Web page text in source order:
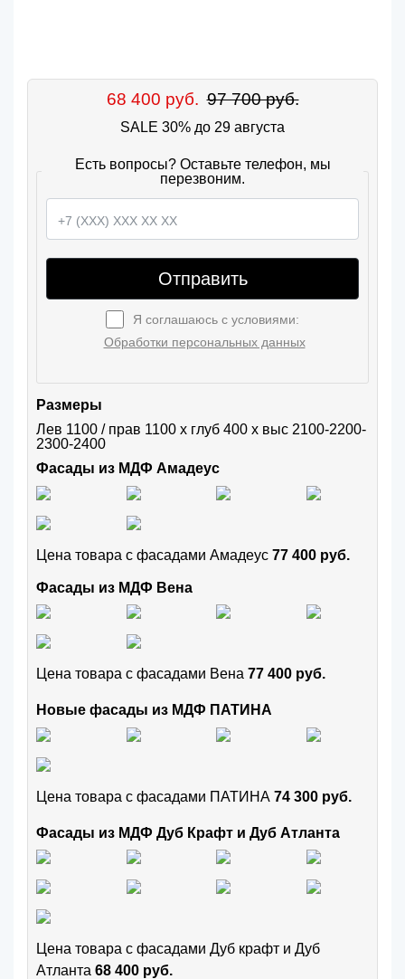
68 400 руб. 97 700 руб.
SALE 30% до 29 августа
Есть вопросы? Оставьте телефон, мы
перезвоним.
Отправить
Я соглашаюсь с условиями:
Обработки персональных данных
Размеры
Лев 1100 / прав 1100 х глуб 400 х выс 2100-2200-
2300-2400
Фасады из МДФ Амадеус
Цена товара с фасадами Амадеус 77 400 руб.
Фасады из МДФ Вена
Цена товара с фасадами Вена 77 400 руб.
Новые фасады из МДФ ПАТИНА
Цена товара с фасадами ПАТИНА 74 300 руб.
Фасады из МДФ Дуб Крафт и Дуб Атланта
Цена товара с фасадами Дуб крафт и Дуб
Атланта 68 400 руб.